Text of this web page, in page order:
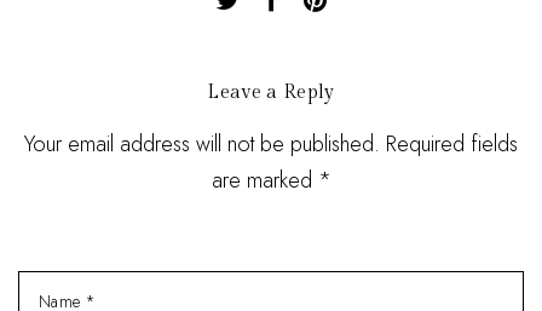
Leave a Reply
Your email address will not be published. Required fields
are marked *